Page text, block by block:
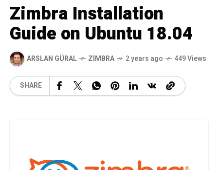
Zimbra Installation
Guide on Ubuntu 18.04
ARSLAN GÜRAL ZIMBRA 2 years ago 449 Views
SHARE